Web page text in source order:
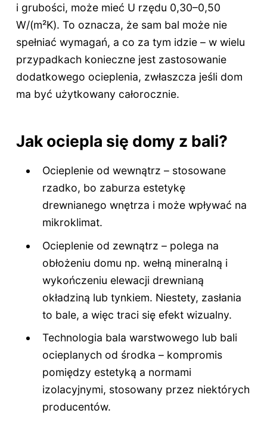
i grubości, może mieć U rzędu 0,30–0,50
W/(m²K). To oznacza, że sam bal może nie
spełniać wymagań, a co za tym idzie – w wielu
przypadkach konieczne jest zastosowanie
dodatkowego ocieplenia, zwłaszcza jeśli dom
ma być użytkowany całorocznie.
Jak ociepla się domy z bali?
Ocieplenie od wewnątrz – stosowane
rzadko, bo zaburza estetykę
drewnianego wnętrza i może wpływać na
mikroklimat.
Ocieplenie od zewnątrz – polega na
obłożeniu domu np. wełną mineralną i
wykończeniu elewacji drewnianą
okładziną lub tynkiem. Niestety, zasłania
to bale, a więc traci się efekt wizualny.
Technologia bala warstwowego lub bali
ocieplanych od środka – kompromis
pomiędzy estetyką a normami
izolacyjnymi, stosowany przez niektórych
producentów.